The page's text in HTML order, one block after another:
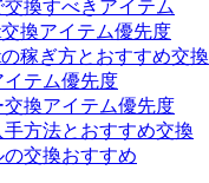
交換すべきアイテム
換アイテム優先度
稼ぎ方とおすすめ交換
イテム優先度
交換アイテム優先度
方法とおすすめ交換
の交換おすすめ